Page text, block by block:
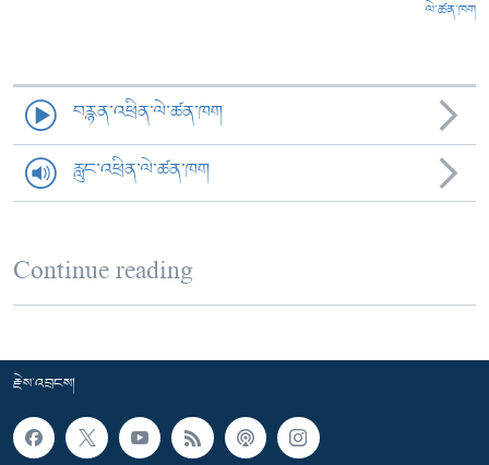
ལེ་ཚན་ཁག
བརྙན་འཕྲིན་ལེ་ཚན་ཁག
རླུང་འཕྲིན་ལེ་ཚན་ཁག
Continue reading
རྗེས་འབྲངས།